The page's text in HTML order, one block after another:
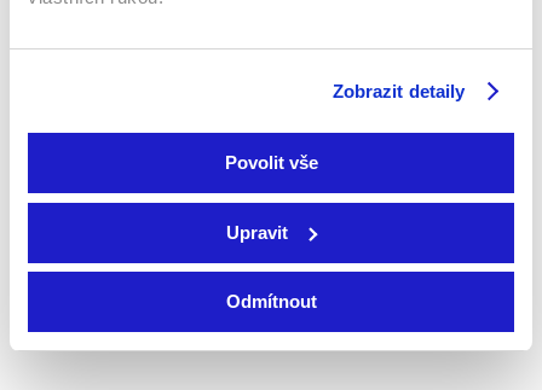
Zobrazit detaily
Povolit vše
Upravit
Odmítnout
Chicago 2018 – vítěz: Evropa (13:8)
Praha 2017 – vítěz: Evropa (15:9)
Který tým jako první dosáhne třinácti bodů a získá trofej?
Sledujte na kanále Eurosport.S Telly od 350 Kč na měsíc
Vám neunikne jediný moment!